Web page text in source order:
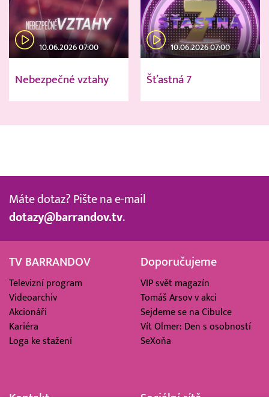
10.06.2026 07:00
Nebezpečné vztahy
10.06.2026 07:00
Šťastná 7
Máte dotaz? Pište na e-mail
dotazy@barrandov.tv.
TV BARRANDOV
Televizní program
Videoarchiv
Akcionáři
Kariéra
Loga ke stažení
Doporučujeme
VIP svět magazín
Tomáš Arsov v akci
Sejdeme se na Cibulce
Vít Olmer: Den s osobností
SeXoňa